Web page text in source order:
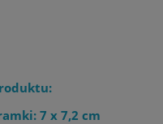
7 x 7,2 cm